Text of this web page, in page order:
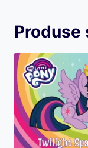
Produse